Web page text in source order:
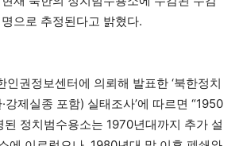
으로 추정된다고 밝혔다.
인권정보센터에 의뢰해 발표한 ‘북한정치
강제실종 포함) 실태조사’에 따르면 “1950
된 정치범수용소는 1970년대까지 추가 설